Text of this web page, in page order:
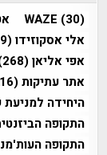
WAZE (30)
אלי אסקוזידו(99)
אפי אליאן(268)
אתר עתיקות(216)
היחידה
התקופה
התקופה